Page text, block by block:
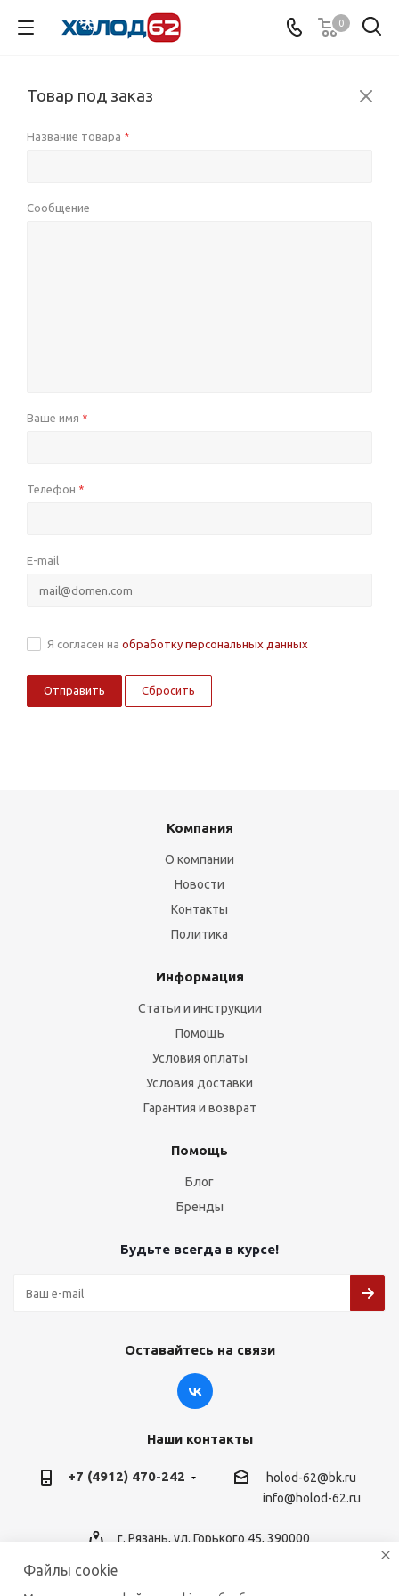
0
Товар под заказ
Название товара *
Сообщение
Ваше имя *
Телефон *
E-mail
Я согласен на обработку персональных данных
Сбросить
Компания
О компании
Новости
Контакты
Политика
Информация
Статьи и инструкции
Помощь
Условия оплаты
Условия доставки
Гарантия и возврат
Помощь
Блог
Бренды
Будьте всегда в курсе!
Оставайтесь на связи
Наши контакты
+7 (4912) 470-242
holod-62@bk.ru
info@holod-62.ru
г. Рязань, ул. Горького 45, 390000
Файлы cookie